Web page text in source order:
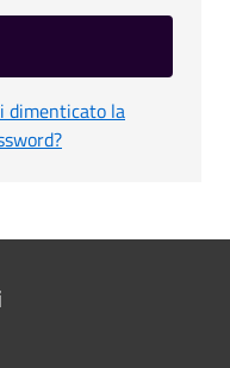
dimenticato la